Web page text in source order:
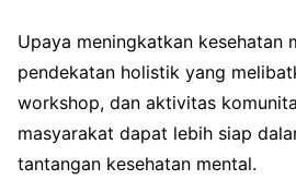
Upaya meningkatkan kesehatan
pendekatan holistik yang
workshop, dan aktivitas
masyarakat dapat lebih siap
tantangan kesehatan mental.